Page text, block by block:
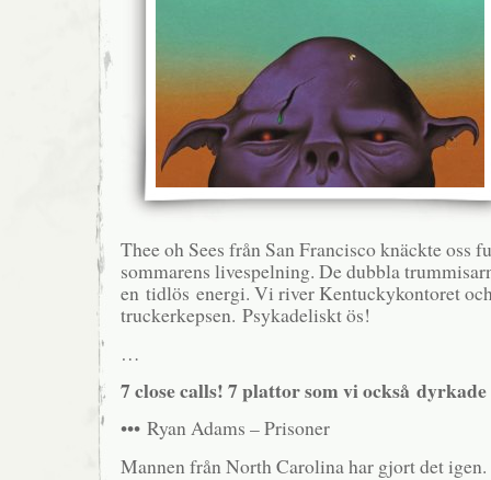
Thee oh Sees från San Francisco knäckte oss
sommarens livespelning. De dubbla
en tidlös energi. Vi river Kentuckykontoret
truckerkepsen. Psykadeliskt ös!
…
7 close calls! 7 plattor som vi också dyrkade
••• Ryan Adams – Prisoner
Mannen från North Carolina har gjort det